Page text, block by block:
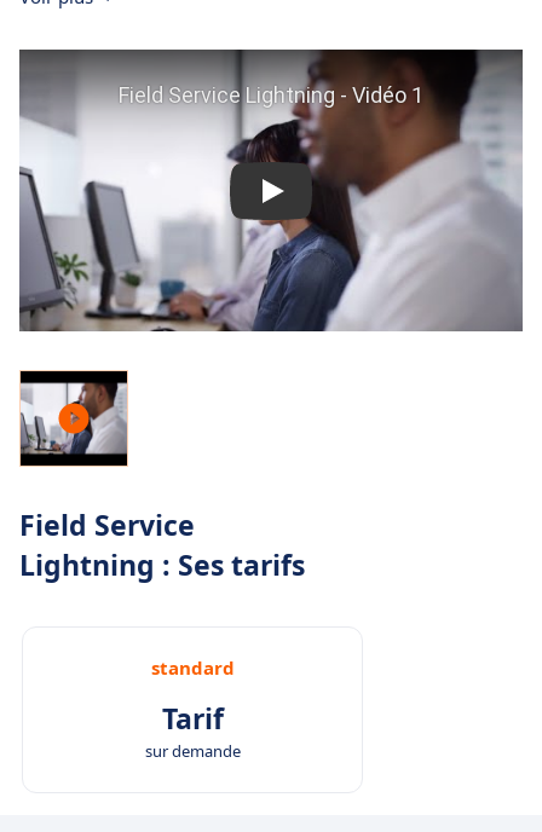
Field Service
Lightning : Ses tarifs
standard
Tarif
sur demande